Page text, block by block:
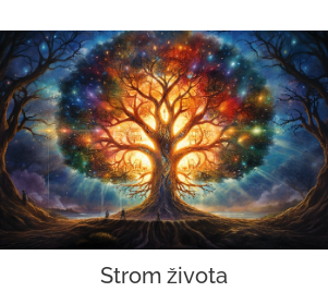
znamená, že vše, co vstoupí do této
oblasti, bude mít z orgonitu prospěch.
Nejprve však musíte pochopit, že různí
lidé zažívají s orgonitem a krystaly
různé věci. Obvykle dostáváme to, co...
Strom života